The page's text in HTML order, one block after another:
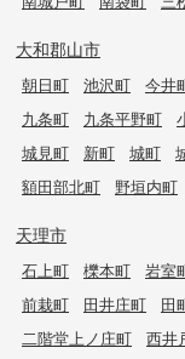
大和郡山市
朝日町 池沢町 今井
九条町
九条平野町
城見町
新町 城町
額田部北町
野垣内町
天理市
石上町 櫟本町 岩室
前栽町
田井庄町 田
二階堂上ノ庄町
西井